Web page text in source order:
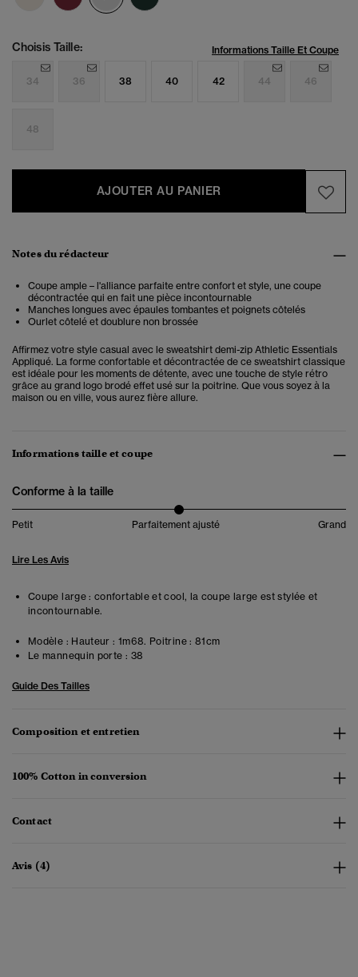
Choisis Taille: Informations Taille Et Coupe
34 36 38 40 42 44 46
48
AJOUTER AU PANIER
Notes du rédacteur
Coupe ample – l'alliance parfaite entre confort et style, une coupe
décontractée qui en fait une pièce incontournable
Manches longues avec épaules tombantes et poignets côtelés
Ourlet côtelé et doublure non brossée
Affirmez votre style casual avec le sweatshirt demi-zip Athletic Essentials
Appliqué. La forme confortable et décontractée de ce sweatshirt classique
est idéale pour les moments de détente, avec une touche de style rétro
grâce au grand logo brodé effet usé sur la poitrine. Que vous soyez à la
maison ou en ville, vous aurez fière allure.
Informations taille et coupe
Conforme à la taille
Petit Parfaitement ajusté Grand
Lire Les Avis
Coupe large : confortable et cool, la coupe large est stylée et
incontournable.
Modèle : Hauteur : 1m68. Poitrine : 81cm
Le mannequin porte : 38
Guide Des Tailles
Composition et entretien
100% Cotton in conversion
Contact
Avis (4)